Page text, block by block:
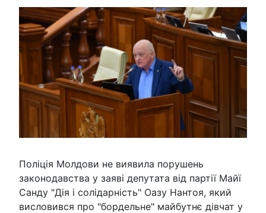
Поліція Молдови не виявила порушень
законодавства у заяві депутата від партії Майї
Санду "Дія і солідарність" Оазу Нантоя, який
висловився про "бордельне" майбутнє дівчат у